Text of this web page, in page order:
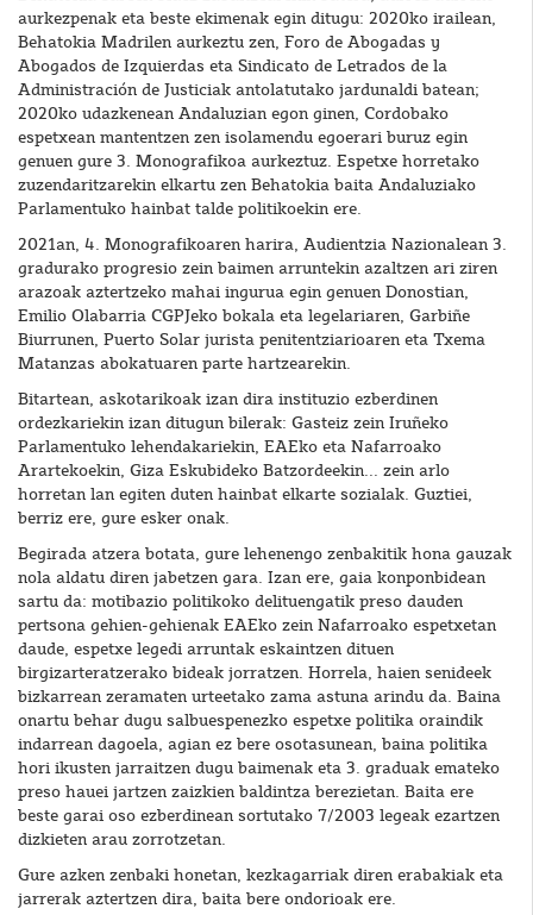
aurkezpenak eta beste ekimenak egin ditugu: 2020ko irailean,
Behatokia Madrilen aurkeztu zen, Foro de Abogadas y
Abogados de Izquierdas eta Sindicato de Letrados de la
Administración de Justiciak antolatutako jardunaldi batean;
2020ko udazkenean Andaluzian egon ginen, Cordobako
espetxean mantentzen zen isolamendu egoerari buruz egin
genuen gure 3. Monografikoa aurkeztuz. Espetxe horretako
zuzendaritzarekin elkartu zen Behatokia baita Andaluziako
Parlamentuko hainbat talde politikoekin ere.
2021an, 4. Monografikoaren harira, Audientzia Nazionalean 3.
gradurako progresio zein baimen arruntekin azaltzen ari ziren
arazoak aztertzeko mahai ingurua egin genuen Donostian,
Emilio Olabarria CGPJeko bokala eta legelariaren, Garbiñe
Biurrunen, Puerto Solar jurista penitentziarioaren eta Txema
Matanzas abokatuaren parte hartzearekin.
Bitartean, askotarikoak izan dira instituzio ezberdinen
ordezkariekin izan ditugun bilerak: Gasteiz zein Iruñeko
Parlamentuko lehendakariekin, EAEko eta Nafarroako
Arartekoekin, Giza Eskubideko Batzordeekin... zein arlo
horretan lan egiten duten hainbat elkarte sozialak. Guztiei,
berriz ere, gure esker onak.
Begirada atzera botata, gure lehenengo zenbakitik hona gauzak
nola aldatu diren jabetzen gara. Izan ere, gaia konponbidean
sartu da: motibazio politikoko delituengatik preso dauden
pertsona gehien-gehienak EAEko zein Nafarroako espetxetan
daude, espetxe legedi arruntak eskaintzen dituen
birgizarteratzerako bideak jorratzen. Horrela, haien senideek
bizkarrean zeramaten urteetako zama astuna arindu da. Baina
onartu behar dugu salbuespenezko espetxe politika oraindik
indarrean dagoela, agian ez bere osotasunean, baina politika
hori ikusten jarraitzen dugu baimenak eta 3. graduak emateko
preso hauei jartzen zaizkien baldintza berezietan. Baita ere
beste garai oso ezberdinean sortutako 7/2003 legeak ezartzen
dizkieten arau zorrotzetan.
Gure azken zenbaki honetan, kezkagarriak diren erabakiak eta
jarrerak aztertzen dira, baita bere ondorioak ere.